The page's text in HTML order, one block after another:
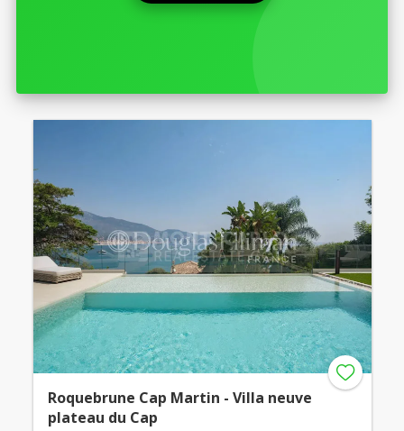
Roquebrune Cap Martin - Villa neuve
plateau du Cap